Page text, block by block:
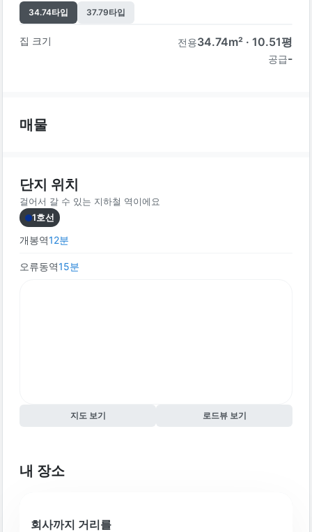
34.74타입 37.79타입
집 크기 전용34.74m² · 10.51평
공급-
매물
단지 위치
걸어서 갈 수 있는 지하철 역이에요
1호선
개봉역12분
오류동역15분
지도 보기 로드뷰 보기
내 장소
회사까지 거리를